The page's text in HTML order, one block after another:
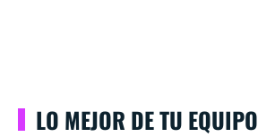
LO MEJOR DE TU EQUIPO